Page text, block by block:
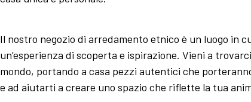
Il nostro negozio di arredamento etnico è un luogo in
un’esperienza di scoperta e ispirazione. Vieni a
mondo, portando a casa pezzi autentici che
e ad aiutarti a creare uno spazio che riflette la tua